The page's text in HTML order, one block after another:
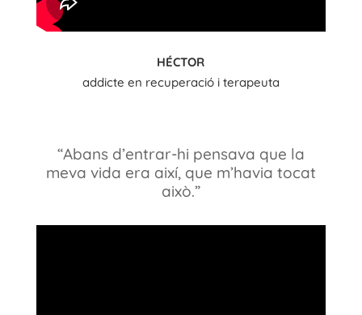
HÉCTOR
addicte en recuperació i terapeuta
“Abans d’entrar-hi pensava que la
meva vida era així, que m’havia tocat
això.”